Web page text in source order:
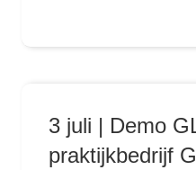
3 juli | Demo
praktijkbedrijf